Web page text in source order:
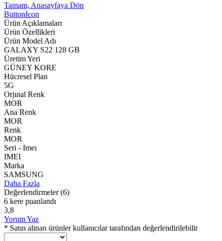
Tamam, Anasayfaya Dön
ButtonIcon
Ürün Açıklamaları
Ürün Özellikleri
Ürün Model Adı
GALAXY S22 128 GB
Üretim Yeri
GÜNEY KORE
Hücresel Plan
5G
Orjınal Renk
MOR
Ana Renk
MOR
Renk
MOR
Seri - Imeı
IMEI
Marka
SAMSUNG
Daha Fazla
Değerlendirmeler (6)
6 kere puanlandı
3,8
Yorum Yaz
* Satın alınan ürünler kullanıcılar tarafından değerlendirilebilir